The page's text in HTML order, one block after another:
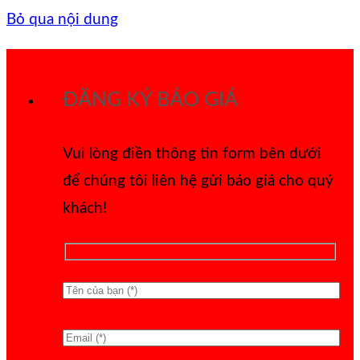
Bỏ qua nội dung
ĐĂNG KÝ BÁO GIÁ
Vui lòng điền thông tin form bên dưới
để chúng tôi liên hệ gửi báo giá cho quý
khách!